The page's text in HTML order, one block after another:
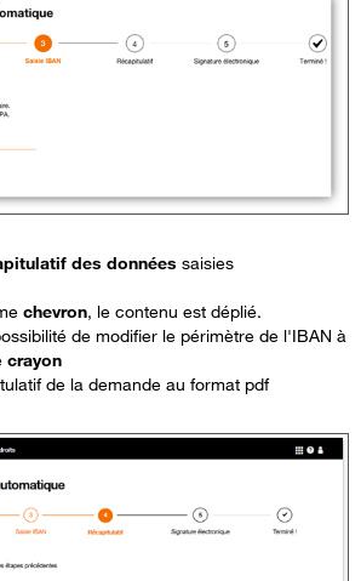
des données saisies
chevron, le contenu est déplié.
de modifier le périmètre de l'IBAN à
crayon
de la demande au format pdf